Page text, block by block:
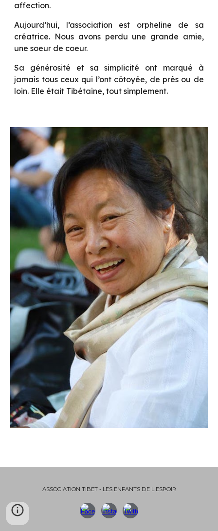
affection.
Aujourd’hui, l’association est orpheline de sa
créatrice. Nous avons perdu une grande amie,
une soeur de coeur.
Sa générosité et sa simplicité ont marqué à
jamais tous ceux qui l’ont côtoyée, de près ou de
loin. Elle était Tibétaine, tout simplement.
ASSOCIATION TIBET - LES ENFANTS DE L'ESPOIR